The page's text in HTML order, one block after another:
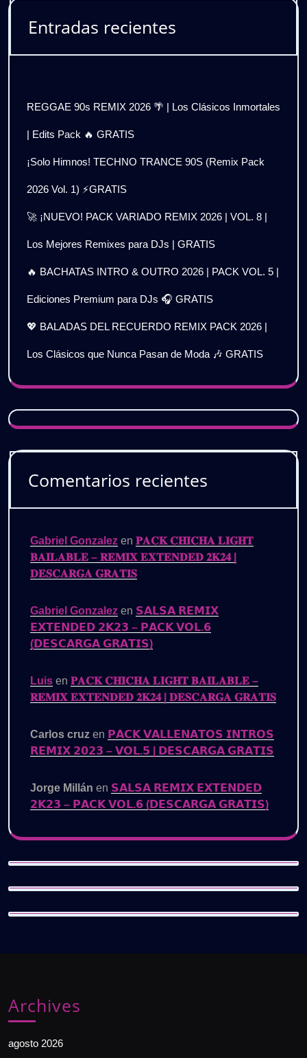
Entradas recientes
REGGAE 90s REMIX 2026 🌴 | Los Clásicos Inmortales
| Edits Pack 🔥 GRATIS
¡Solo Himnos! TECHNO TRANCE 90S (Remix Pack
2026 Vol. 1) ⚡GRATIS
🚀 ¡NUEVO! PACK VARIADO REMIX 2026 | VOL. 8 |
Los Mejores Remixes para DJs | GRATIS
🔥 BACHATAS INTRO & OUTRO 2026 | PACK VOL. 5 |
Ediciones Premium para DJs 🎧 GRATIS
💖 BALADAS DEL RECUERDO REMIX PACK 2026 |
Los Clásicos que Nunca Pasan de Moda 🎶 GRATIS
Comentarios recientes
Gabriel Gonzalez en 𝐏𝐀𝐂𝐊 𝐂𝐇𝐈𝐂𝐇𝐀 𝐋𝐈𝐆𝐇𝐓
𝐁𝐀𝐈𝐋𝐀𝐁𝐋𝐄 – 𝐑𝐄𝐌𝐈𝐗 𝐄𝐗𝐓𝐄𝐍𝐃𝐄𝐃 𝟐𝐊𝟐𝟒 |
𝐃𝐄𝐒𝐂𝐀𝐑𝐆𝐀 𝐆𝐑𝐀𝐓𝐈𝐒
Gabriel Gonzalez en 𝗦𝗔𝗟𝗦𝗔 𝗥𝗘𝗠𝗜𝗫
𝗘𝗫𝗧𝗘𝗡𝗗𝗘𝗗 𝟮𝗞𝟮𝟯 – 𝗣𝗔𝗖𝗞 𝗩𝗢𝗟.𝟲
(𝗗𝗘𝗦𝗖𝗔𝗥𝗚𝗔 𝗚𝗥𝗔𝗧𝗜𝗦)
Luis en 𝐏𝐀𝐂𝐊 𝐂𝐇𝐈𝐂𝐇𝐀 𝐋𝐈𝐆𝐇𝐓 𝐁𝐀𝐈𝐋𝐀𝐁𝐋𝐄 –
𝐑𝐄𝐌𝐈𝐗 𝐄𝐗𝐓𝐄𝐍𝐃𝐄𝐃 𝟐𝐊𝟐𝟒 | 𝐃𝐄𝐒𝐂𝐀𝐑𝐆𝐀 𝐆𝐑𝐀𝐓𝐈𝐒
Carlos cruz en 𝗣𝗔𝗖𝗞 𝗩𝗔𝗟𝗟𝗘𝗡𝗔𝗧𝗢𝗦 𝗜𝗡𝗧𝗥𝗢𝗦
𝗥𝗘𝗠𝗜𝗫 𝟮𝟬𝟮𝟯 – 𝗩𝗢𝗟.𝟱 | 𝗗𝗘𝗦𝗖𝗔𝗥𝗚𝗔 𝗚𝗥𝗔𝗧𝗜𝗦
Jorge Millán en 𝗦𝗔𝗟𝗦𝗔 𝗥𝗘𝗠𝗜𝗫 𝗘𝗫𝗧𝗘𝗡𝗗𝗘𝗗
𝟮𝗞𝟮𝟯 – 𝗣𝗔𝗖𝗞 𝗩𝗢𝗟.𝟲 (𝗗𝗘𝗦𝗖𝗔𝗥𝗚𝗔 𝗚𝗥𝗔𝗧𝗜𝗦)
Archives
agosto 2026